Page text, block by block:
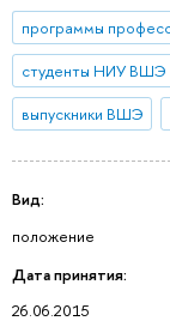
студенты НИУ ВШЭ
выпускники ВШЭ
Вид:
положение
Дата принятия:
26.06.2015